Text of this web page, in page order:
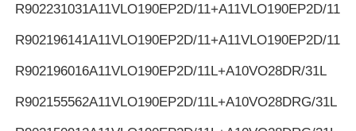
R902231031A11VLO190EP2D/11+A11VLO190EP2D/11
R902196141A11VLO190EP2D/11+A11VLO190EP2D/11
R902196016A11VLO190EP2D/11L+A10VO28DR/31L
R902155562A11VLO190EP2D/11L+A10VO28DRG/31L